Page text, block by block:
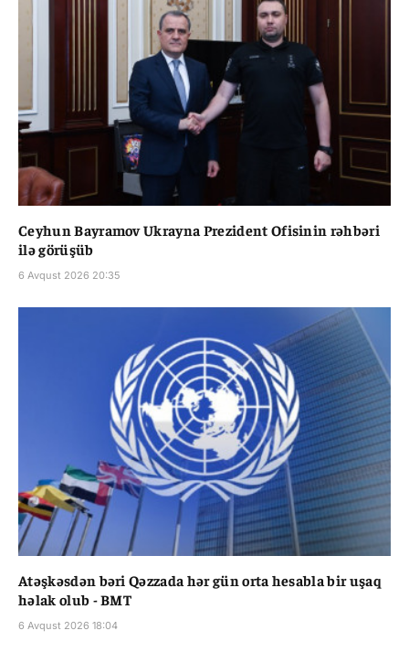
Ceyhun Bayramov Ukrayna Prezident Ofisinin rəhbəri
ilə görüşüb
6 Avqust 2026 20:35
Atəşkəsdən bəri Qəzzada hər gün orta hesabla bir uşaq
həlak olub - BMT
6 Avqust 2026 18:04